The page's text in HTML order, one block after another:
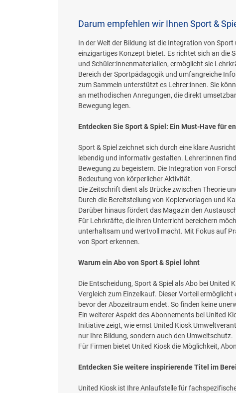
Darum empfehlen wir Ihnen Sport &
In der Welt der Bildung ist die Integration von
einzigartiges Konzept bietet. Es richtet sich an die
und Schüler:innenmaterialien, ermöglicht sie
Bereich der Sportpädagogik und umfangreiche
zum Sammeln unterstützt es Lehrer:innen. Sie
an methodischen Anregungen, die direkt
Bewegung legen.
Entdecken Sie Sport & Spiel: Ein Must-Have für
Sport & Spiel zeichnet sich durch eine klare
lebendig und informativ gestalten. Lehrer:innen
Bewegung zu begeistern. Die Integration von
Bedeutung von körperlicher Aktivität.
Die Zeitschrift dient als Brücke zwischen Theorie
Durch die Bereitstellung von Kopiervorlagen und
Darüber hinaus fördert das Magazin den
Für Lehrkräfte, die ihren Unterricht bereichern
unterhaltsam und wertvoll macht. Mit Fokus auf
von Sport erkennen.
Warum ein Abo von Sport & Spiel lohnt
Die Entscheidung, Sport & Spiel als Abo bei
Vergleich zum Einzelkauf. Dieser Vorteil
bevor der Abozeitraum endet. So finden keine
Ein weiterer Aspekt des Abonnements bei United
Initiative zeigt, wie ernst United Kiosk
nur Ihre Bildung, sondern auch den Umweltschutz.
Für Firmen bietet United Kiosk die Möglichkeit,
Entdecken Sie weitere inspirierende Titel im
United Kiosk ist Ihre Anlaufstelle für